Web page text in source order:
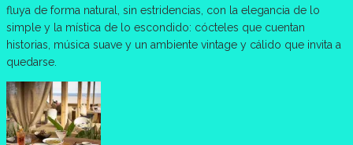
fluya de forma natural, sin estridencias, con la elegancia de lo
simple y la mística de lo escondido: cócteles que cuentan
historias, música suave y un ambiente vintage y cálido que invita a
quedarse.